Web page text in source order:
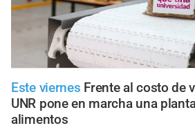
Este viernes Frente al costo de
UNR pone en marcha una
alimentos